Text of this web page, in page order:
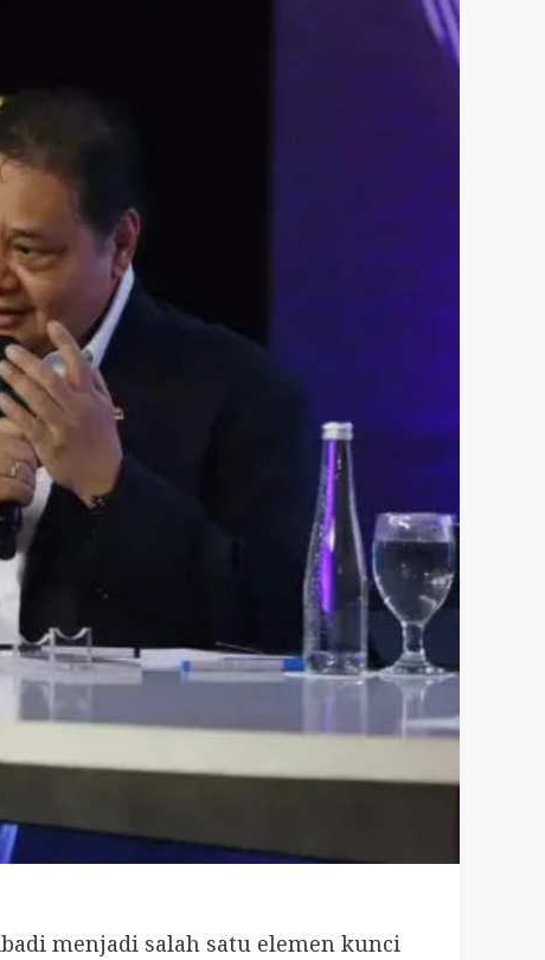
menjadi salah satu elemen kunci